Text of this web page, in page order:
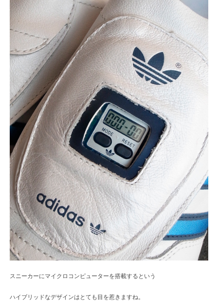
スニーカーにマイクロコンピューターを搭載するという
ハイブリッドなデザインはとても目を惹きますね。